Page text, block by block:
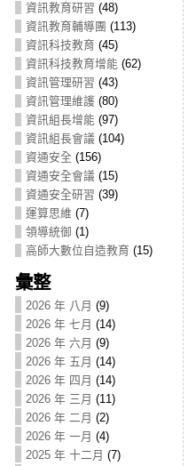
資訊教育研習 (48)
資訊教育輔導團 (113)
資訊科技教育 (45)
資訊科技教育增能(62)
資訊管理研習 (43)
資訊管理維護(80)
資訊組長增能(97)
資訊組長會議 (104)
資通安全 (156)
資通安全會議 (15)
資通安全研習 (39)
運算思維 (7)
領導統御 (1)
高師大數位自造教育 (15)
彙整
2026 年 八月 (9)
2026 年 七月 (14)
2026 年 六月 (9)
2026 年 五月 (14)
2026 年 四月 (14)
2026 年 三月 (11)
2026 年 二月 (2)
2026 年 一月 (4)
2025 年 十二月 (7)